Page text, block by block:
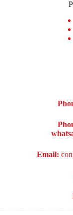
Email: